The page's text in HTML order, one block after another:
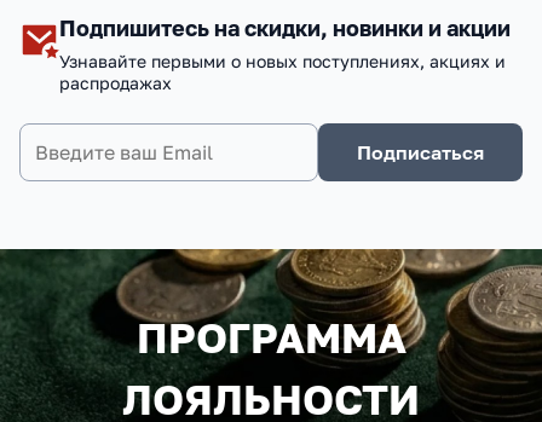
Подпишитесь на скидки, новинки и акции
Узнавайте первыми о новых поступлениях, акциях и
распродажах
Подписаться
ПРОГРАММА
ЛОЯЛЬНОСТИ